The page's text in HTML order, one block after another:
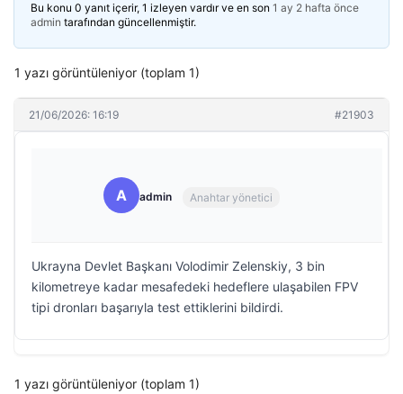
Bu konu 0 yanıt içerir, 1 izleyen vardır ve en son 1 ay 2 hafta önce
admin tarafından güncellenmiştir.
1 yazı görüntüleniyor (toplam 1)
21/06/2026: 16:19 #21903
A admin Anahtar yönetici
Ukrayna Devlet Başkanı Volodimir Zelenskiy, 3 bin
kilometreye kadar mesafedeki hedeflere ulaşabilen FPV
tipi dronları başarıyla test ettiklerini bildirdi.
1 yazı görüntüleniyor (toplam 1)